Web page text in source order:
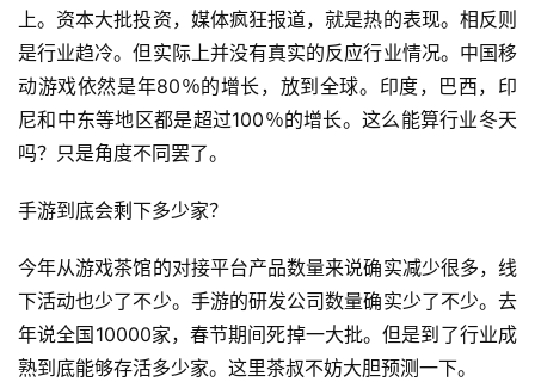
上。资本大批投资，媒体疯狂报道，就是热的表现。相反则
是行业趋冷。但实际上并没有真实的反应行业情况。中国移
动游戏依然是年80％的增长，放到全球。印度，巴西，印
尼和中东等地区都是超过100％的增长。这么能算行业冬天
吗？只是角度不同罢了。
手游到底会剩下多少家？
今年从游戏茶馆的对接平台产品数量来说确实减少很多，线
下活动也少了不少。手游的研发公司数量确实少了不少。去
年说全国10000家，春节期间死掉一大批。但是到了行业成
熟到底能够存活多少家。这里茶叔不妨大胆预测一下。